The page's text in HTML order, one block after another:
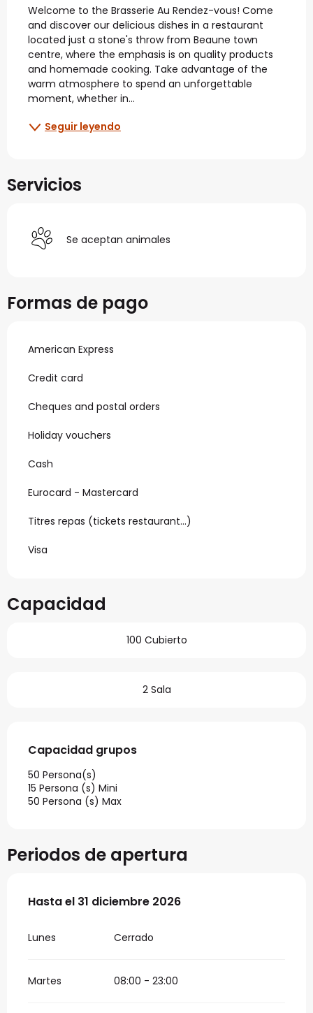
Welcome to the Brasserie Au Rendez-vous! Come
and discover our delicious dishes in a restaurant
located just a stone's throw from Beaune town
centre, where the emphasis is on quality products
and homemade cooking. Take advantage of the
warm atmosphere to spend an unforgettable
moment, whether in...
Seguir leyendo
Servicios
Se aceptan animales
Formas de pago
American Express
Credit card
Cheques and postal orders
Holiday vouchers
Cash
Eurocard - Mastercard
Titres repas (tickets restaurant…)
Visa
Capacidad
100 Cubierto
2 Sala
Capacidad grupos
Capacidad grupos
50 Persona(s)
15 Persona (s) Mini
50 Persona (s) Max
Periodos de apertura
Del31 marzo 2026al31 diciembre 2026
Hasta el 31 diciembre 2026
Lunes Cerrado
Martes 08:00 - 23:00